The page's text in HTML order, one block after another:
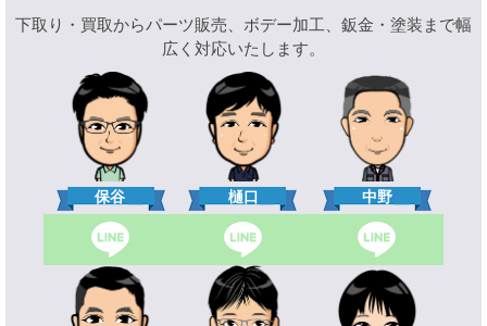
下取り・買取からパーツ販売、ボデー加工、鈑金・塗装まで幅
広く対応いたします。
保谷 樋口 中野